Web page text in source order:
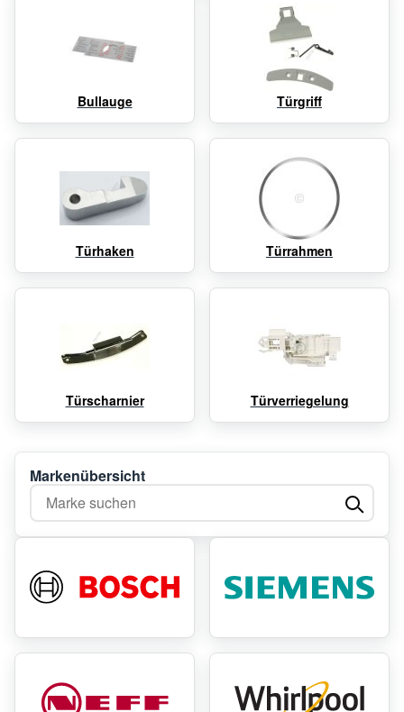
Bullauge Türgriff
Türhaken Türrahmen
Türscharnier Türverriegelung
Markenübersicht
Marke suchen